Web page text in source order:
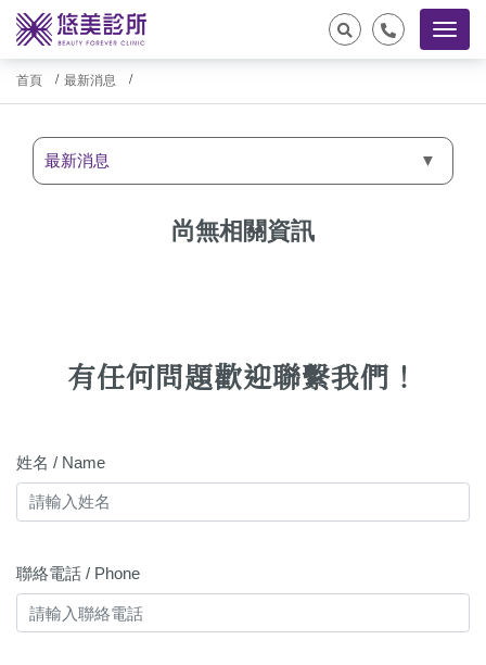
首頁 最新消息
最新消息
尚無相關資訊
有任何問題歡迎聯繫我們！
姓名 / Name
聯絡電話 / Phone